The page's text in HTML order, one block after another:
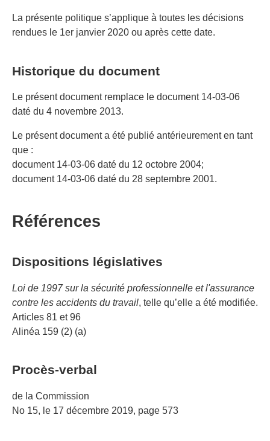
La présente politique s’applique à toutes les décisions
rendues le 1er janvier 2020 ou après cette date.
Historique du document
Le présent document remplace le document 14-03-06
daté du 4 novembre 2013.
Le présent document a été publié antérieurement en tant
que :
document 14-03-06 daté du 12 octobre 2004;
document 14-03-06 daté du 28 septembre 2001.
Références
Dispositions législatives
Loi de 1997 sur la sécurité professionnelle et l'assurance
contre les accidents du travail, telle qu’elle a été modifiée.
Articles 81 et 96
Alinéa 159 (2) (a)
Procès-verbal
de la Commission
No 15, le 17 décembre 2019, page 573